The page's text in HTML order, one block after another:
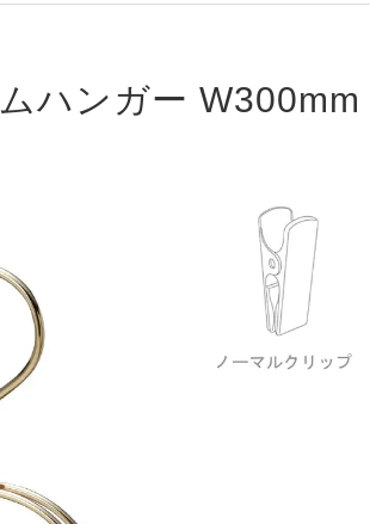
ーズ価格改定のお知らせ
ヤのハンガーを紹介していただきました
ハンガー